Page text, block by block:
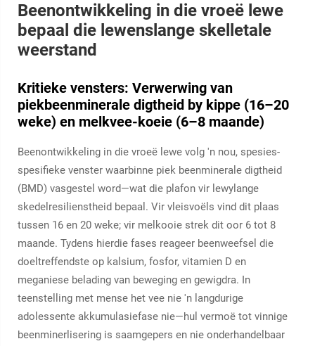
Beenontwikkeling in die vroeë lewe
bepaal die lewenslange skelletale
weerstand
Kritieke vensters: Verwerwing van
piekbeenminerale digtheid by kippe (16–20
weke) en melkvee-koeie (6–8 maande)
Beenontwikkeling in die vroeë lewe volg 'n nou, spesies-
spesifieke venster waarbinne piek beenminerale digtheid
(BMD) vasgestel word—wat die plafon vir lewylange
skedelresilienstheid bepaal. Vir vleisvoëls vind dit plaas
tussen 16 en 20 weke; vir melkooie strek dit oor 6 tot 8
maande. Tydens hierdie fases reageer beenweefsel die
doeltreffendste op kalsium, fosfor, vitamien D en
meganiese belading van beweging en gewigdra. In
teenstelling met mense het vee nie 'n langdurige
adolessente akkumulasiefase nie—hul vermoë tot vinnige
beenminerlisering is saamgepers en nie onderhandelbaar